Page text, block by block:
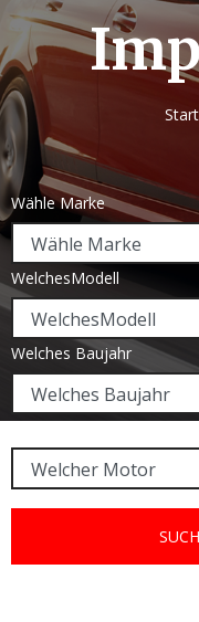
Wähle Marke
WelchesModell
Welches Baujahr
Welcher Motor